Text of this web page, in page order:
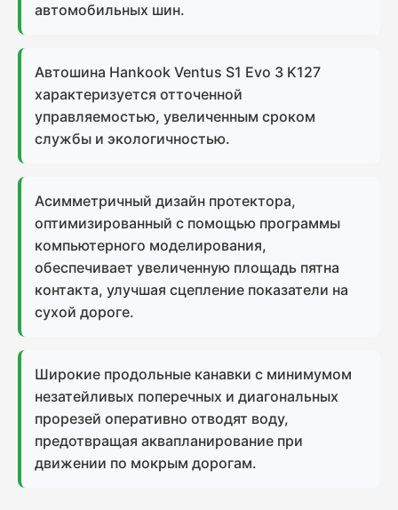
автомобильных шин.
Автошина Hankook Ventus S1 Evo 3 K127
характеризуется отточенной
управляемостью, увеличенным сроком
службы и экологичностью.
Асимметричный дизайн протектора,
оптимизированный с помощью программы
компьютерного моделирования,
обеспечивает увеличенную площадь пятна
контакта, улучшая сцепление показатели на
сухой дороге.
Широкие продольные канавки с минимумом
незатейливых поперечных и диагональных
прорезей оперативно отводят воду,
предотвращая аквапланирование при
движении по мокрым дорогам.